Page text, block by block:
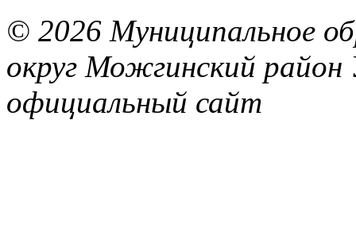
© 2026 Муниципальное
округ Можгинский район
официальный сайт